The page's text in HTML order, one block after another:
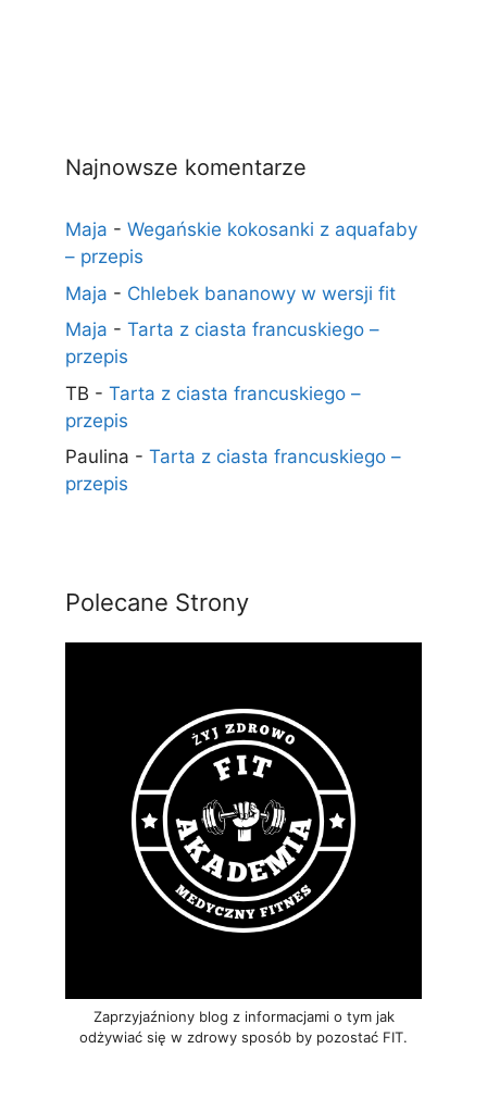
Najnowsze komentarze
Maja - Wegańskie kokosanki z aquafaby
– przepis
Maja - Chlebek bananowy w wersji fit
Maja - Tarta z ciasta francuskiego –
przepis
TB - Tarta z ciasta francuskiego –
przepis
Paulina - Tarta z ciasta francuskiego –
przepis
Polecane Strony
Zaprzyjaźniony blog z informacjami o tym jak
odżywiać się w zdrowy sposób by pozostać FIT.